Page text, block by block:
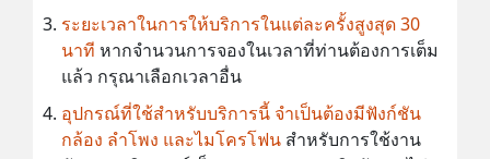
ระยะเวลาในการให้บริการในแต่ละครั้งสูงสุด 30
นาที หากจำนวนการจองในเวลาที่ท่านต้องการเต็ม
แล้ว กรุณาเลือกเวลาอื่น
อุปกรณ์ที่ใช้สำหรับบริการนี้ จำเป็นต้องมีฟังก์ชัน
กล้อง ลำโพง และไมโครโฟน สำหรับการใช้งาน